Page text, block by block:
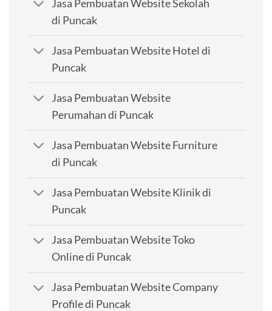
Jasa Pembuatan Website Sekolah
di Puncak
Jasa Pembuatan Website Hotel di
Puncak
Jasa Pembuatan Website
Perumahan di Puncak
Jasa Pembuatan Website Furniture
di Puncak
Jasa Pembuatan Website Klinik di
Puncak
Jasa Pembuatan Website Toko
Online di Puncak
Jasa Pembuatan Website Company
Profile di Puncak